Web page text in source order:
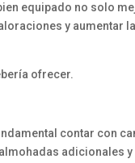
equipado no solo
y aumentar
ofrecer.
contar con
adicionales y